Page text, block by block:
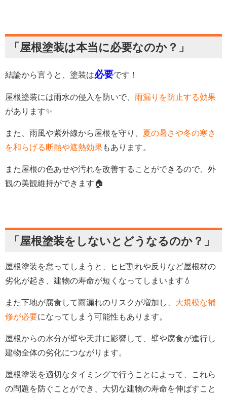
「屋根塗装は本当に必要なのか？」
結論から言うと、塗装は必要です！
屋根塗装には雨水の侵入を防いで、 雨漏りを防止する効果
があります✨
また、雨風や紫外線から屋根を守り、 夏の暑さや冬の寒さ
を和らげる断熱や遮熱効果もあります。
また屋根の色あせや汚れを改善することができるので、外
観の美観維持ができます🏠
「屋根塗装をしないとどうなるのか？」
屋根塗装を怠ってしまうと、ヒビ割れや反りなど屋根材の
劣化が起き、建物の寿命が短くなってしまいます💧
また下地が腐食して雨漏れのリスクが増加し、 大規模な補
修が必要になってしまう可能性もあります。
屋根からの水分が壁や天井に影響して、壁や腐食が進行し
建物全体の劣化につながります。
屋根塗装を適切なタイミングで行うことによって、これら
の問題を防ぐことができ、大切な建物の寿命を伸ばすこと